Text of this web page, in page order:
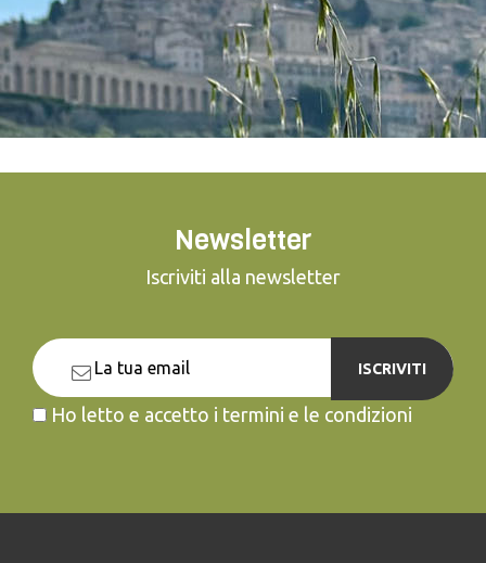
Newsletter
Iscriviti alla newsletter
ISCRIVITI
Ho letto e accetto i termini e le condizioni